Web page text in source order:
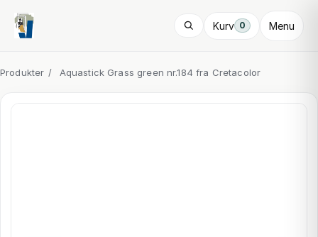
Kurv 0 Menu
Produkter / Aquastick Grass green nr.184 fra Cretacolor